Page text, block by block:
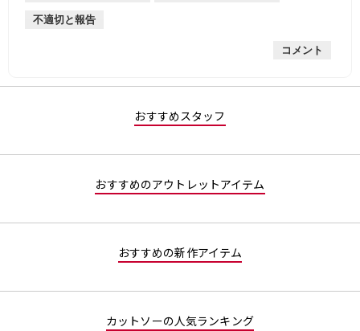
す。
／
5
す。
星
2
5
す。
不適切と報告
コメント
おすすめスタッフ
おすすめのアウトレットアイテム
おすすめの新作アイテム
カットソーの人気ランキング